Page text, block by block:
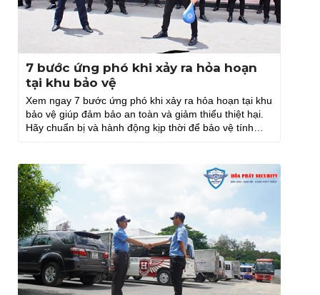
7 bước ứng phó khi xảy ra hỏa hoạn
tại khu bảo vệ
Xem ngay 7 bước ứng phó khi xảy ra hỏa hoạn tại khu
bảo vệ giúp đảm bảo an toàn và giảm thiểu thiệt hại.
Hãy chuẩn bị và hành động kịp thời để bảo vệ tính